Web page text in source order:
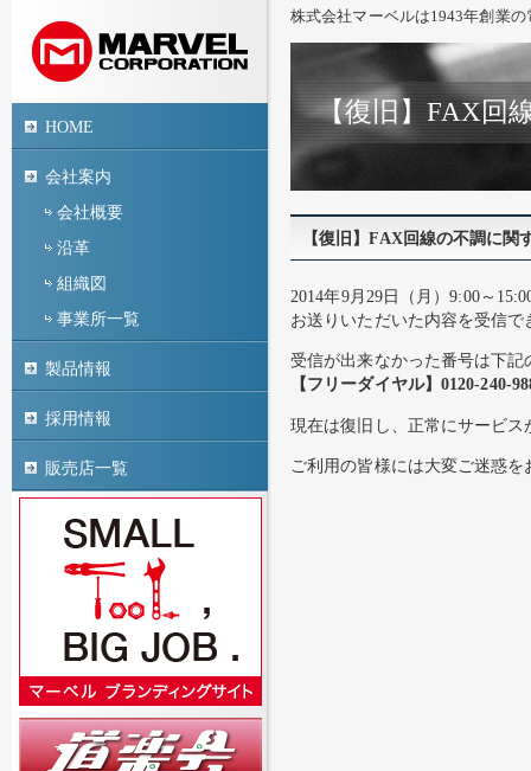
株式会社マーベルは1943年創業
【復旧】FAX回
【復旧】FAX回線の不調に関
2014年9月29日（月）9:00～
お送りいただいた内容を受信
受信が出来なかった番号は下記
【フリーダイヤル】0120-240-
現在は復旧し、正常にサービ
ご利用の皆様には大変ご迷惑
HOME
会社案内
会社概要
沿革
組織図
事業所一覧
製品情報
採用情報
販売店一覧